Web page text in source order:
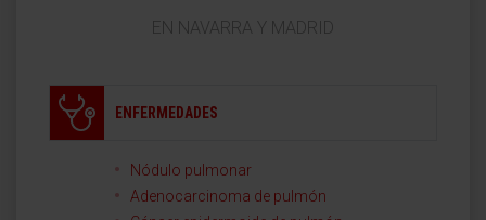
EN NAVARRA Y MADRID
ENFERMEDADES
Nódulo pulmonar
Adenocarcinoma de pulmón